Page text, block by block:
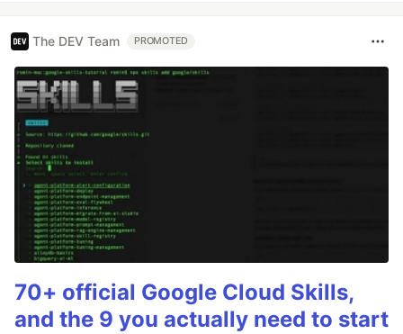
The DEV Team PROMOTED
70+ official Google Cloud Skills,
and the 9 you actually need to start